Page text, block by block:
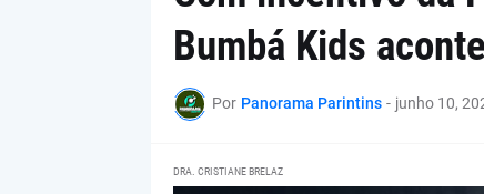
Bumbá Kids
Por Panorama Parintins - junho 10,
DRA. CRISTIANE BRELAZ